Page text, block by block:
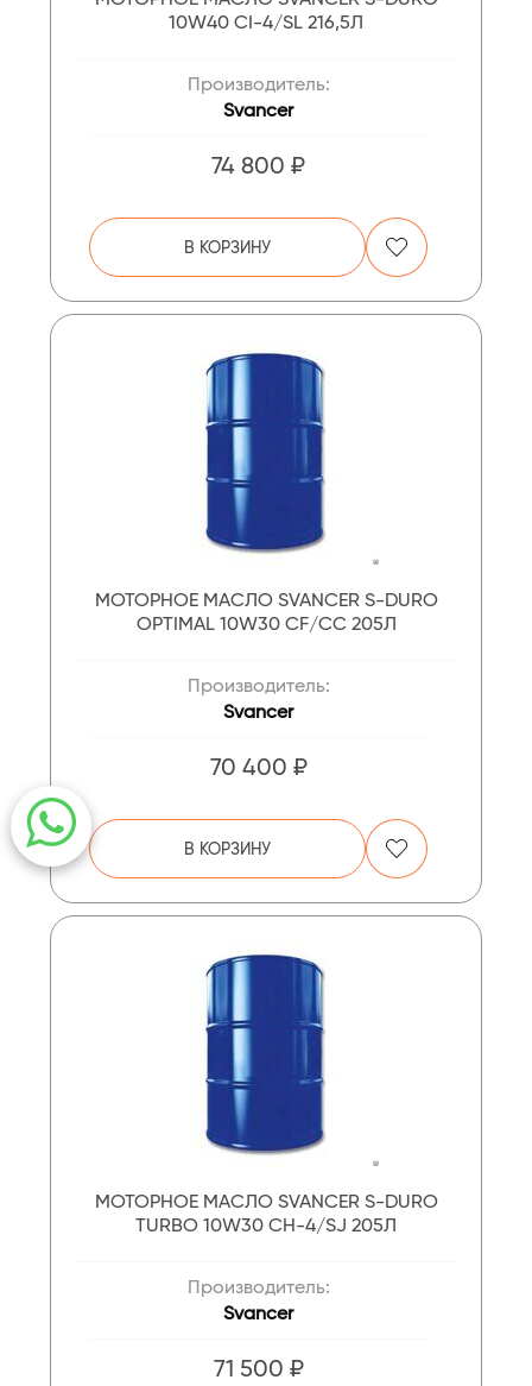
10W40 CI-4/SL 216,5Л
Производитель:
Svancer
74 800 ₽
В КОРЗИНУ
МОТОРНОЕ МАСЛО SVANCER S-DURO
OPTIMAL 10W30 CF/CC 205Л
Производитель:
Svancer
70 400 ₽
В КОРЗИНУ
МОТОРНОЕ МАСЛО SVANCER S-DURO
TURBO 10W30 CH-4/SJ 205Л
Производитель:
Svancer
71 500 ₽